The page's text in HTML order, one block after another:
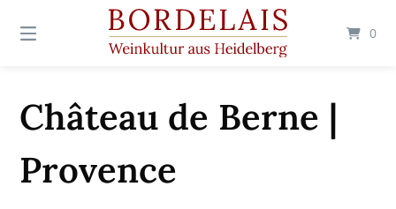
zum
0
Château de Berne |
Provence